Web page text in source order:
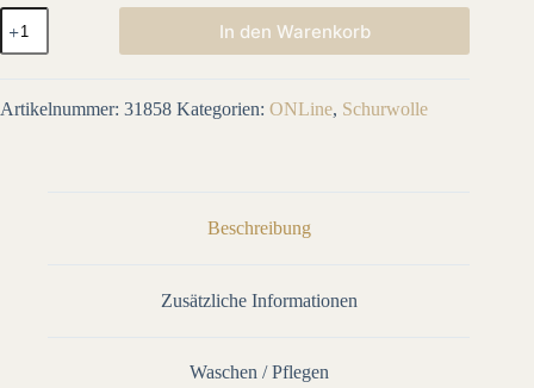
SUPERSOCKE
100
SORT.364
mit
In den Warenkorb
Artikelnummer: 31858 Kategorien: ONLine, Schurwolle
Beschreibung
Zusätzliche Informationen
Waschen / Pflegen